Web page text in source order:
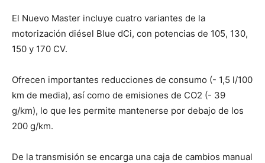
El Nuevo Master incluye cuatro variantes de la
motorización diésel Blue dCi, con potencias de 105, 130,
150 y 170 CV.
Ofrecen importantes reducciones de consumo (- 1,5 l/100
km de media), así como de emisiones de CO2 (- 39
g/km), lo que les permite mantenerse por debajo de los
200 g/km.
De la transmisión se encarga una caja de cambios manual